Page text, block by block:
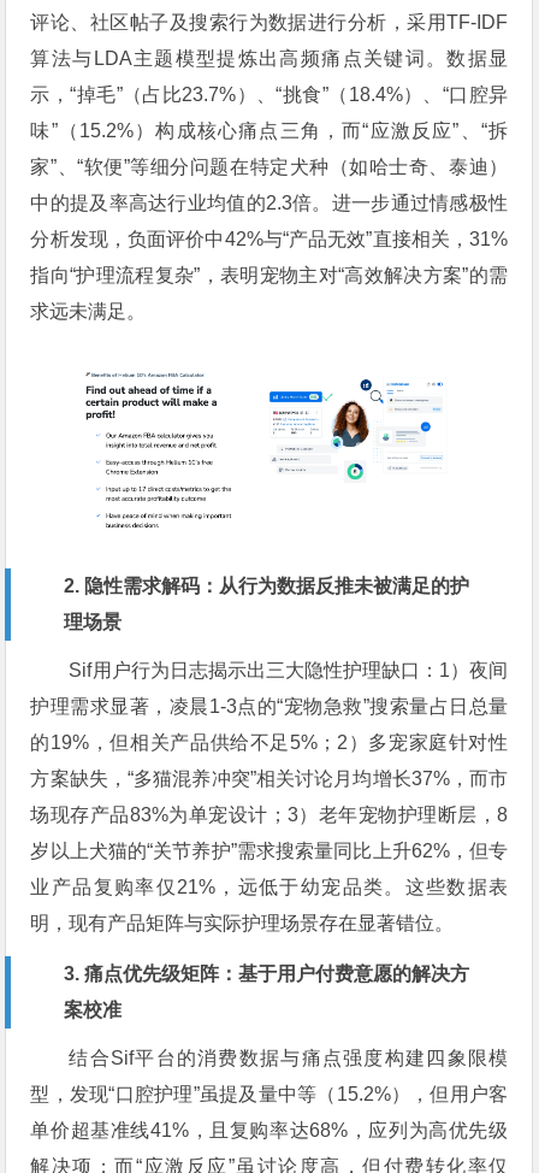
评论、社区帖子及搜索行为数据进行分析，采用TF-IDF
算法与LDA主题模型提炼出高频痛点关键词。数据显
示，“掉毛”（占比23.7%）、“挑食”（18.4%）、“口腔异
味”（15.2%）构成核心痛点三角，而“应激反应”、“拆
家”、“软便”等细分问题在特定犬种（如哈士奇、泰迪）
中的提及率高达行业均值的2.3倍。进一步通过情感极性
分析发现，负面评价中42%与“产品无效”直接相关，31%
指向“护理流程复杂”，表明宠物主对“高效解决方案”的需
求远未满足。
2. 隐性需求解码：从行为数据反推未被满足的护
理场景
Sif用户行为日志揭示出三大隐性护理缺口：1）夜间
护理需求显著，凌晨1-3点的“宠物急救”搜索量占日总量
的19%，但相关产品供给不足5%；2）多宠家庭针对性
方案缺失，“多猫混养冲突”相关讨论月均增长37%，而市
场现存产品83%为单宠设计；3）老年宠物护理断层，8
岁以上犬猫的“关节养护”需求搜索量同比上升62%，但专
业产品复购率仅21%，远低于幼宠品类。这些数据表
明，现有产品矩阵与实际护理场景存在显著错位。
3. 痛点优先级矩阵：基于用户付费意愿的解决方
案校准
结合Sif平台的消费数据与痛点强度构建四象限模
型，发现“口腔护理”虽提及量中等（15.2%），但用户客
单价超基准线41%，且复购率达68%，应列为高优先级
解决项；而“应激反应”虽讨论度高，但付费转化率仅